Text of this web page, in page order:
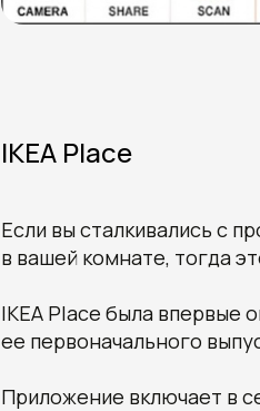
IKEA Place
Если вы сталкивались с
в вашей комнате, тогда
IKEA Place была впервые
ее первоначального
Приложение включает в